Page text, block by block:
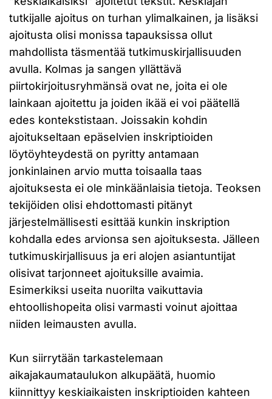
tutkijalle ajoitus on turhan ylimalkainen, ja lisäksi
ajoitusta olisi monissa tapauksissa ollut
mahdollista täsmentää tutkimuskirjallisuuden
avulla. Kolmas ja sangen yllättävä
piirtokirjoitusryhmänsä ovat ne, joita ei ole
lainkaan ajoitettu ja joiden ikää ei voi päätellä
edes kontekstistaan. Joissakin kohdin
ajoitukseltaan epäselvien inskriptioiden
löytöyhteydestä on pyritty antamaan
jonkinlainen arvio mutta toisaalla taas
ajoituksesta ei ole minkäänlaisia tietoja. Teoksen
tekijöiden olisi ehdottomasti pitänyt
järjestelmällisesti esittää kunkin inskription
kohdalla edes arvionsa sen ajoituksesta. Jälleen
tutkimuskirjallisuus ja eri alojen asiantuntijat
olisivat tarjonneet ajoituksille avaimia.
Esimerkiksi useita nuorilta vaikuttavia
ehtoollishopeita olisi varmasti voinut ajoittaa
niiden leimausten avulla.
Kun siirrytään tarkastelemaan
aikajakaumataulukon alkupäätä, huomio
kiinnittyy keskiaikaisten inskriptioiden kahteen